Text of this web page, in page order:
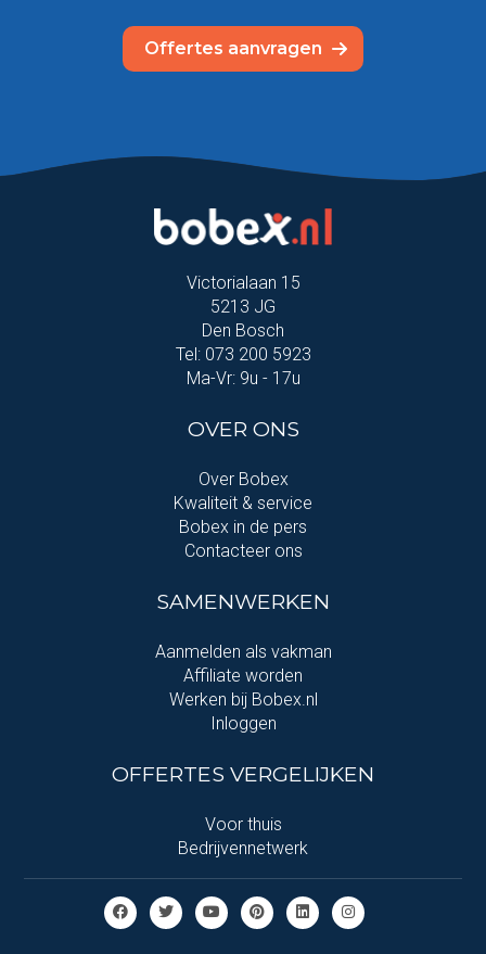
Offertes aanvragen
Victorialaan 15
5213 JG
Den Bosch
Tel: 073 200 5923
Ma-Vr: 9u - 17u
OVER ONS
Over Bobex
Kwaliteit & service
Bobex in de pers
Contacteer ons
SAMENWERKEN
Aanmelden als vakman
Affiliate worden
Werken bij Bobex.nl
Inloggen
OFFERTES VERGELIJKEN
Voor thuis
Bedrijvennetwerk